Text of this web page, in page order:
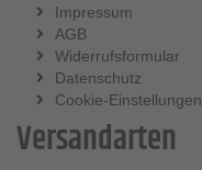
Impressum
AGB
Widerrufsformular
Datenschutz
Cookie-Einstellungen
Versandarten